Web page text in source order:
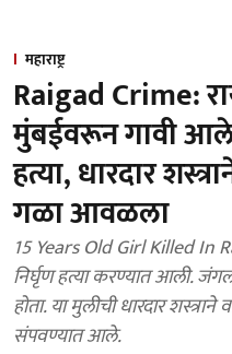
महाराष्ट्र
Raigad Crime:
मुंबईवरून गावी
हत्या, धारदार
गळा आवळला
15 Years Old Girl Killed In
निर्घृण हत्या करण्यात आली.
होता. या मुलीची धारदार
संपवण्यात आले.